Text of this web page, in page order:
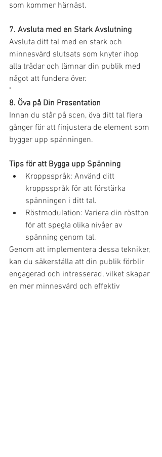
som kommer härnäst.
7. Avsluta med en Stark Avslutning
Avsluta ditt tal med en stark och
minnesvärd slutsats som knyter ihop
alla trådar och lämnar din publik med
något att fundera över.
'
8. Öva på Din Presentation
Innan du står på scen, öva ditt tal flera
gånger för att finjustera de element som
bygger upp spänningen.
Tips för att Bygga upp Spänning
Kroppsspråk: Använd ditt
kroppsspråk för att förstärka
spänningen i ditt tal.
Röstmodulation: Variera din röstton
för att spegla olika nivåer av
spänning genom tal.
Genom att implementera dessa tekniker,
kan du säkerställa att din publik förblir
engagerad och intresserad, vilket skapar
en mer minnesvärd och effektiv